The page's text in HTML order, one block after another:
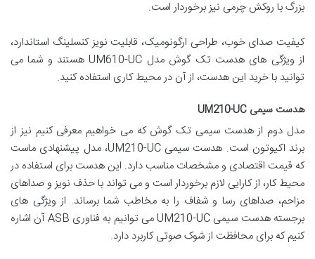
بزرگ با روکش چرمی نیز برخوردار است.
کیفیت صدای خوب، طراحی ارگونومیک، قابلیت نویز کنسلینگ استاندارد،
از ویژگی های هدست تک گوش مدل UM610-UC هستند و شما می
توانید با خرید این هدست، از آن در محیط کاری استفاده کنید.
هدست سیمی UM210-UC
مدل دوم از هدست سیمی تک گوش که می خواهیم معرفی کنیم نیز از
برند اکیوتون است. هدست سیمی UM210-UC، مدل پیشنهادی ماست
که قیمت اقتصادی و مشخصات مناسب دارد. این هدست برای استفاده در
محیط کار، از کارایی لازم برخوردار است و می تواند با حذف نویز و صداهای
مزاحم، صداهای رسا و شفاف را به مخاطب شما برساند. از ویژگی های
برجسته هدست سیمی UM210-UC می توانیم به فناوری ASB آن اشاره
کنیم که برای محافظت از شوک صوتی کاربرد دارد.